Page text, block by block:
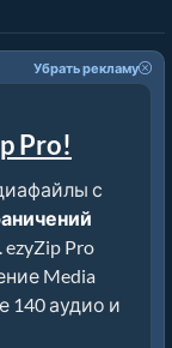
Убрать рекламу
Pro!
с
Pro
Media
140 аудио и